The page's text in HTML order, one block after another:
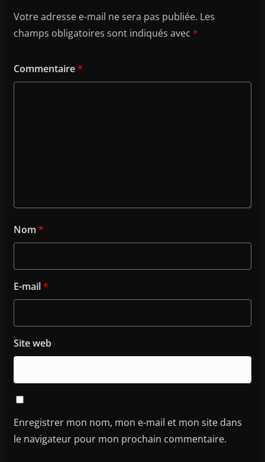
Votre adresse e-mail ne sera pas publiée. Les
champs obligatoires sont indiqués avec *
Commentaire*
Nom *
E-mail*
Site web
Enregistrer mon nom, mon e-mail et mon site dans
le navigateur pour mon prochain commentaire.